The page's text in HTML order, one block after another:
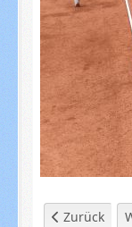
Vorheriger
Zurück